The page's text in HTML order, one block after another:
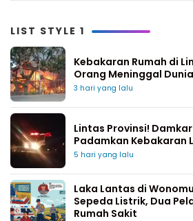
LIST STYLE 1
Kebakaran Rumah di
Orang Meninggal Dunia
3 hari yang lalu
Lintas Provinsi!
Padamkan Kebakaran
5 hari yang lalu
Laka Lantas di
Sepeda Listrik, Dua
Rumah Sakit